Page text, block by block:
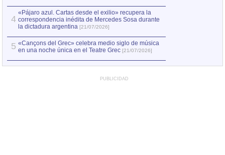
4
«Pájaro azul. Cartas desde el exilio» recupera la
correspondencia inédita de Mercedes Sosa durante
la dictadura argentina [21/07/2026]
5 «Cançons del Grec» celebra medio siglo de música
en una noche única en el Teatre Grec [21/07/2026]
PUBLICIDAD